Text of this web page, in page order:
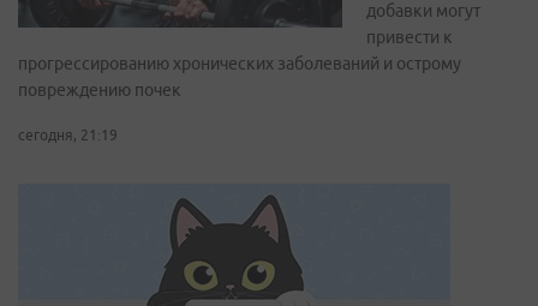
добавки могут
привести к
прогрессированию хронических заболеваний и острому
повреждению почек
сегодня, 21:19